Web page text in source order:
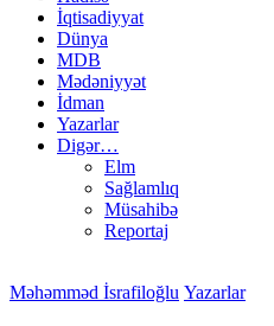
İqtisadiyyat
Dünya
MDB
Mədəniyyət
İdman
Yazarlar
Digər…
Elm
Sağlamlıq
Müsahibə
Reportaj
Məhəmməd İsrafiloğlu Yazarlar